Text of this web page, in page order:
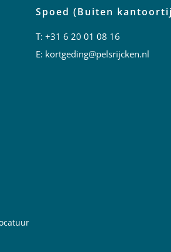
Spoed (Buiten
T: +31 6 20 01 08 16
E: kortgeding@pelsrijcken.nl